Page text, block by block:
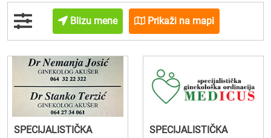
Blizu mene Prikaži na mapi
SPECIJALISTIČKA
SPECIJALISTIČKA